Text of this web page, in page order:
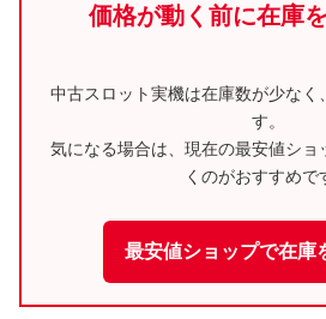
価格が動く前に在庫
中古スロット実機は在庫数が少なく
す。
気になる場合は、現在の最安値ショ
くのがおすすめで
最安値ショップで在庫